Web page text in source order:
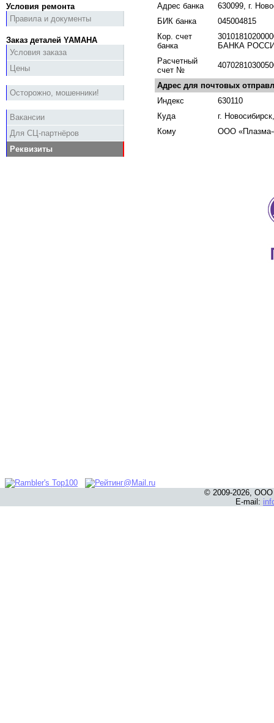
Условия ремонта
Правила и документы
Заказ деталей YAMAHA
Условия заказа
Цены
Осторожно, мошенники!
Вакансии
Для СЦ-партнёров
Реквизиты
Адрес банка
630099, г.
БИК банка
045004815
Кор. счет
банка
БАНКА
Расчетный
счет №
Адрес для почтовых
Индекс
630110
Куда
г. Новосибирск,
Кому
ООО «Плазма-
© 2009-2026, ООО
E-mail: